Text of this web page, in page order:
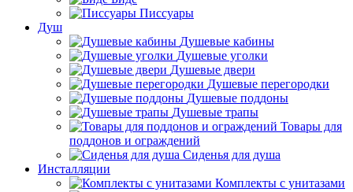
Писсуары
Душ
Душевые кабины
Душевые уголки
Душевые двери
Душевые перегородки
Душевые поддоны
Душевые трапы
Товары для
поддонов и ограждений
Сиденья для душа
Инсталляции
Комплекты с унитазами